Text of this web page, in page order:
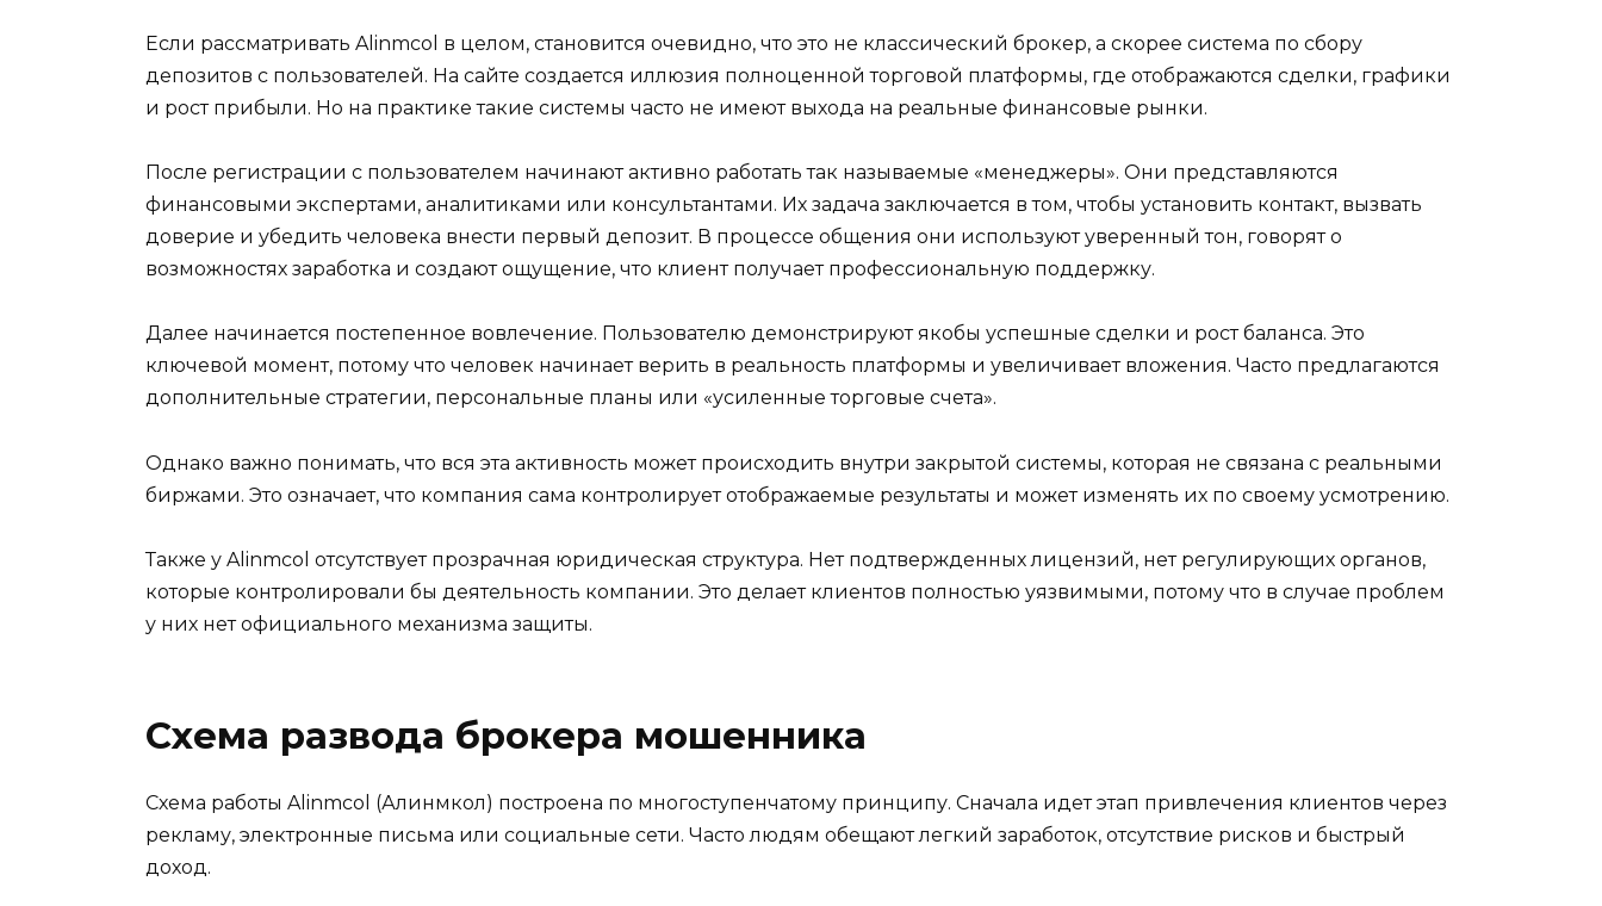
Если рассматривать Alinmcol в целом, становится очевидно, что это не классический брокер, а скорее система по сбору
депозитов с пользователей. На сайте создается иллюзия полноценной торговой платформы, где отображаются сделки, графики
и рост прибыли. Но на практике такие системы часто не имеют выхода на реальные финансовые рынки.
После регистрации с пользователем начинают активно работать так называемые «менеджеры». Они представляются
финансовыми экспертами, аналитиками или консультантами. Их задача заключается в том, чтобы установить контакт, вызвать
доверие и убедить человека внести первый депозит. В процессе общения они используют уверенный тон, говорят о
возможностях заработка и создают ощущение, что клиент получает профессиональную поддержку.
Далее начинается постепенное вовлечение. Пользователю демонстрируют якобы успешные сделки и рост баланса. Это
ключевой момент, потому что человек начинает верить в реальность платформы и увеличивает вложения. Часто предлагаются
дополнительные стратегии, персональные планы или «усиленные торговые счета».
Однако важно понимать, что вся эта активность может происходить внутри закрытой системы, которая не связана с реальными
биржами. Это означает, что компания сама контролирует отображаемые результаты и может изменять их по своему усмотрению.
Также у Alinmcol отсутствует прозрачная юридическая структура. Нет подтвержденных лицензий, нет регулирующих органов,
которые контролировали бы деятельность компании. Это делает клиентов полностью уязвимыми, потому что в случае проблем
у них нет официального механизма защиты.
Схема развода брокера мошенника
Схема работы Alinmcol (Алинмкол) построена по многоступенчатому принципу. Сначала идет этап привлечения клиентов через
рекламу, электронные письма или социальные сети. Часто людям обещают легкий заработок, отсутствие рисков и быстрый
доход.